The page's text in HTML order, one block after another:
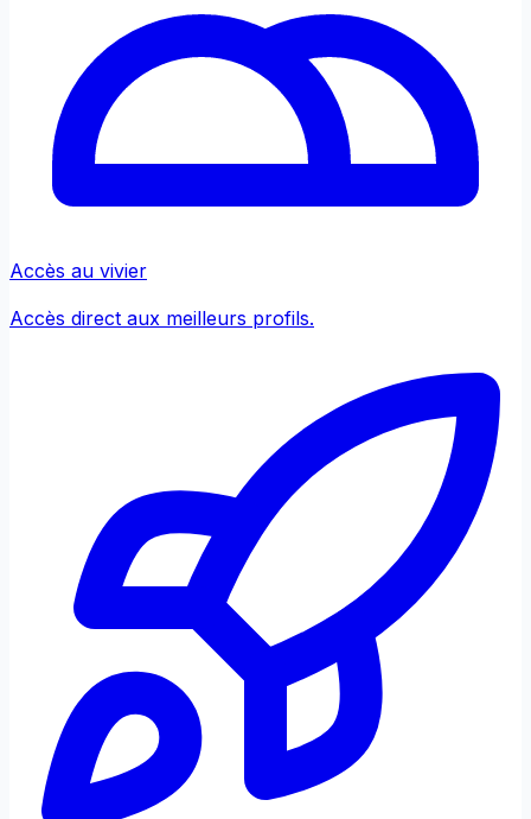
Accès au vivier
Accès direct aux meilleurs profils.